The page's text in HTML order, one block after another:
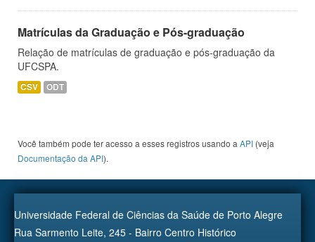
Matrículas da Graduação e Pós-graduação
Relação de matrículas de graduação e pós-graduação da
UFCSPA.
CSV ODT
Você também pode ter acesso a esses registros usando a API (veja
Documentação da API).
Universidade Federal de Ciências da Saúde de Porto Alegre
Rua Sarmento Leite, 245 - Bairro Centro Histórico